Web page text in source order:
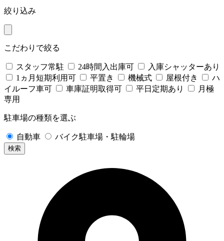
絞り込み
こだわりで絞る
スタッフ常駐 24時間入出庫可
入庫シャッターあり
1ヵ月短期利用可
平置き 機械式 屋根付き
ハ
イルーフ車可
車庫証明取得可 平日定期あり
月極
専用
駐車場の種類を選ぶ
自動車 バイク駐車場・駐輪場
検索